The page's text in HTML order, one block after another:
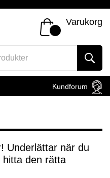
Varukorg
Kundforum
Underlättar när du
hitta den rätta